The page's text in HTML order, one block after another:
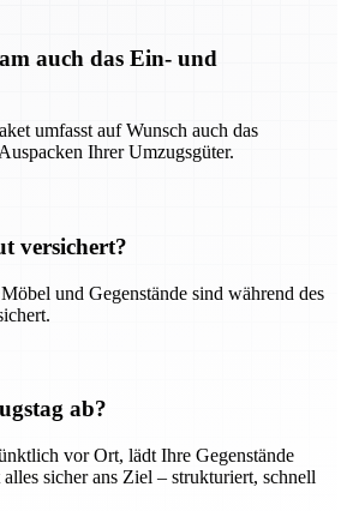
auch das Ein- und
umfasst auf Wunsch auch das
Ihrer Umzugsgüter.
versichert?
und Gegenstände sind während des
ab?
vor Ort, lädt Ihre Gegenstände
sicher ans Ziel – strukturiert, schnell